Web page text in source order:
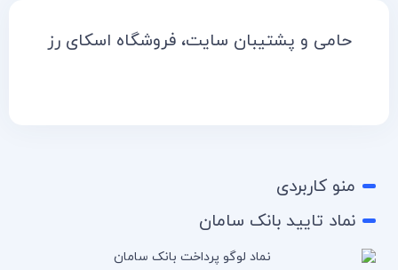
حامی و پشتیبان سایت، فروشگاه اسکای رز
منو کاربردی
نماد تایید بانک سامان